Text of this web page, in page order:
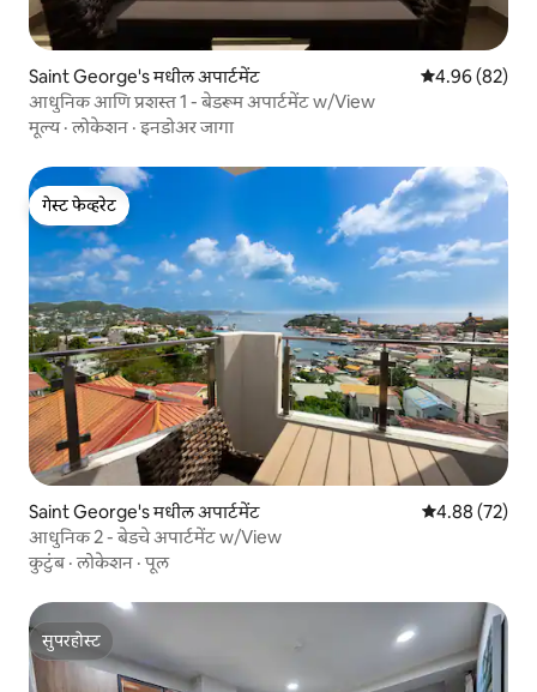
Saint George's मधील अपार्टमेंट 5 पैकी 4.96
4.96 (82)
आधुनिक आणि प्रशस्त 1 - बेडरूम अपार्टमेंट w/View
मूल्य·लोकेशन ·इनडोअर जागा
गेस्ट फेव्हरेट
गेस्ट फेव्हरेट
Saint George's मधील अपार्टमेंट 5 पैकी 4.88
4.88 (72)
आधुनिक 2 - बेडचे अपार्टमेंट w/View
कुटुंब·लोकेशन ·पूल
सुपरहोस्ट
सुपरहोस्ट